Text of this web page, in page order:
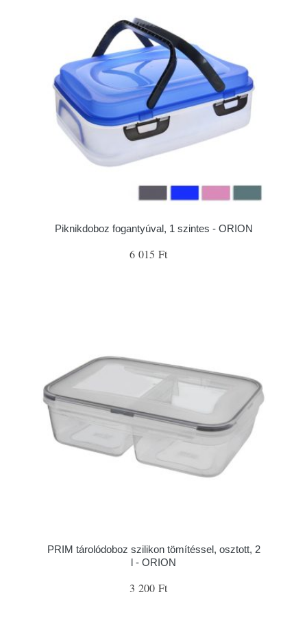
Piknikdoboz fogantyúval, 1 szintes - ORION
6 015 Ft
PRIM tárolódoboz szilikon tömítéssel, osztott, 2
l - ORION
3 200 Ft